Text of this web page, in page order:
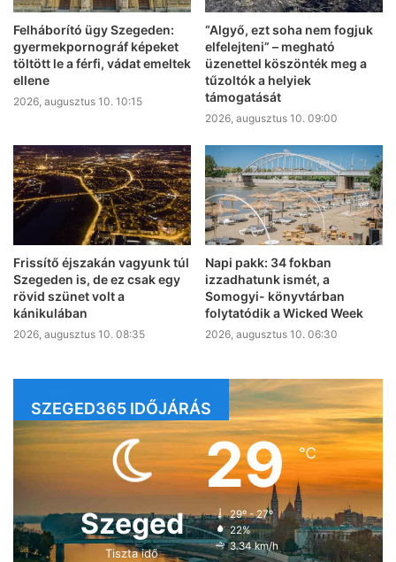
Felháborító ügy Szegeden:
gyermekpornográf képeket
töltött le a férfi, vádat emeltek
ellene
2026, augusztus 10. 10:15
“Algyő, ezt soha nem fogjuk
elfelejteni” – megható
üzenettel köszönték meg a
tűzoltók a helyiek
támogatását
2026, augusztus 10. 09:00
Frissítő éjszakán vagyunk túl
Szegeden is, de ez csak egy
rövid szünet volt a
kánikulában
2026, augusztus 10. 08:35
Napi pakk: 34 fokban
izzadhatunk ismét, a
Somogyi- könyvtárban
folytatódik a Wicked Week
2026, augusztus 10. 06:30
SZEGED365 IDŐJÁRÁS
Szeged
Tiszta idő
29℃
29º - 27º
22%
3.34 km/h